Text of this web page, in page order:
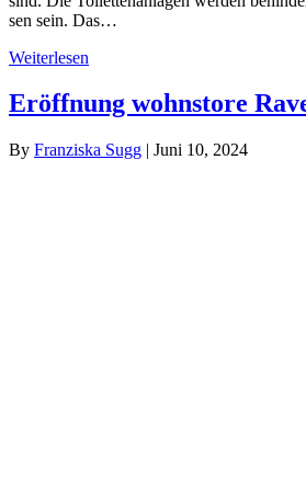
sen sein. Das…
Wei­ter­le­sen
Eröff­nung wohns­to­re
By Fran­zis­ka Sugg | Juni 10, 2024